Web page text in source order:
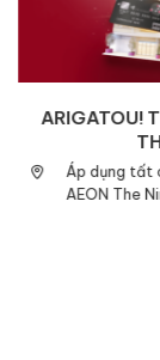
ARIGATOU!
Áp dụng tất
AEON The